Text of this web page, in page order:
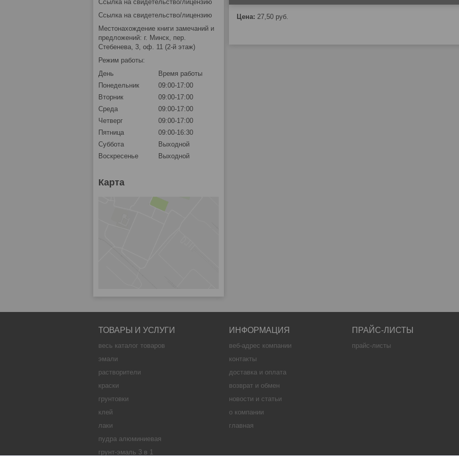
Цена: 27,50 руб.
Ссылка на свидетельство/лицензию
Ссылка на свидетельство/лицензию
Местонахождение книги замечаний и
предложений: г. Минск, пер.
Стебенева, 3, оф. 11 (2-й этаж)
Режим работы:
День
Время работы
Понедельник
09:00-17:00
Вторник
09:00-17:00
Среда
09:00-17:00
Четверг
09:00-17:00
Пятница
09:00-16:30
Суббота
Выходной
Воскресенье
Выходной
Карта
ТОВАРЫ И УСЛУГИ
весь каталог товаров
эмали
растворители
краски
грунтовки
клей
лаки
пудра алюминиевая
грунт-эмаль 3 в 1
ИНФОРМАЦИЯ
веб-адрес компании
контакты
доставка и оплата
возврат и обмен
новости и статьи
о компании
главная
ПРАЙС-ЛИСТЫ
прайс-листы